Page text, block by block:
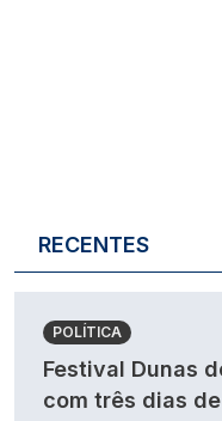
RECENTES
POLÍTICA
Festival Dunas
com três dias